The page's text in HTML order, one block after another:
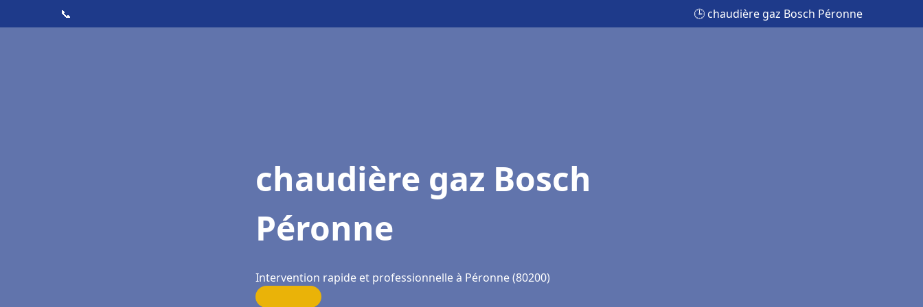
📞 🕒 chaudière gaz Bosch Péronne
chaudière gaz Bosch
Péronne
Intervention rapide et professionnelle à Péronne (80200)